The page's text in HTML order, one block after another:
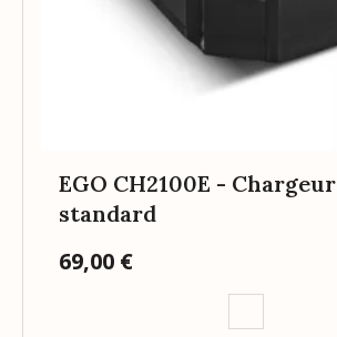
EGO CH2100E - Chargeur
standard
Prix
69,00 €